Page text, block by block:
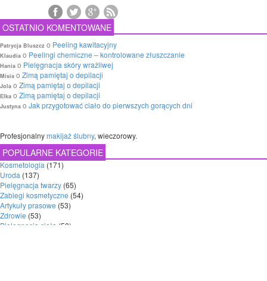
OSTATNIO KOMENTOWANE
Patrycja Bluszcz o Peeling kawitacyjny
Klaudia o Peelingi chemiczne – kontrolowane złuszczanie
Hania o Pielęgnacja skóry wrażliwej
Misia o Zimą pamiętaj o depilacji
Jola o Zimą pamiętaj o depilacji
Elka o Zimą pamiętaj o depilacji
Justyna o Jak przygotować ciało do pierwszych gorących dni
Profesjonalnymakijaż ślubny, wieczorowy.
POPULARNE KATEGORIE
Kosmetologia (171)
Uroda (137)
Pielęgnacja twarzy (65)
Zabiegi kosmetyczne (54)
Artykuły prasowe (53)
Zdrowie (53)
Pielęgnacja ciała (50)